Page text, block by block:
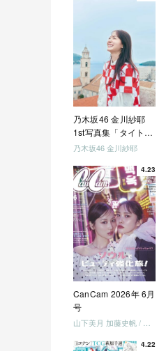
乃木坂46 金川紗耶
1st写真集「タイトル
未定」
乃木坂46 金川紗耶
4.23
CanCam 2026年 6月
号
山下美月 加藤史帆 / 日向坂46 大野愛実
4.22